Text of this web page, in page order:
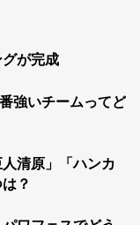
が完成
強いチームってど
清原」「ハンカ
？